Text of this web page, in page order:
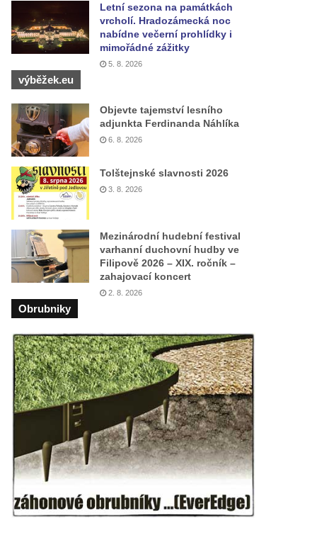
Letní sezona na památkách
vrcholí. Hradozámecká noc
nabídne večerní prohlídky i
mimořádné zážitky
5. 8. 2026
výběžek.eu
Objevte tajemství lesního
adjunkta Ferdinanda Náhlíka
6. 8. 2026
Tolštejnské slavnosti 2026
3. 8. 2026
Mezinárodní hudební festival
varhanní duchovní hudby ve
Filipově 2026 – XIX. ročník –
zahajovací koncert
2. 8. 2026
Obrubniky